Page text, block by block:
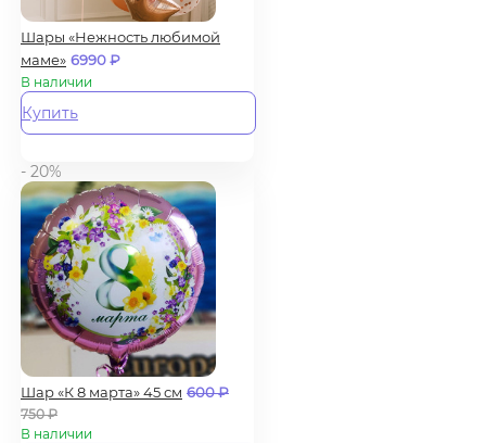
Шары «Нежность любимой
маме» 6990₽
В наличии
Купить
- 20%
Шар «К 8 марта» 45 см 600₽
750₽
В наличии